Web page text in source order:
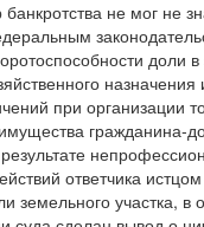
не мог не
доли
при организации
гражданина-
ответчика
земельного участка, в